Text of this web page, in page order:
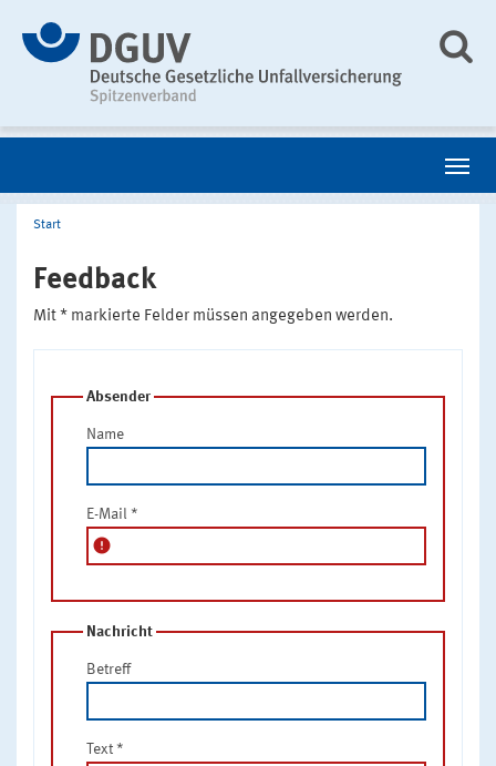
Start
Feedback
Mit * markierte Felder müssen angegeben werden.
Absender
Name
E-Mail *
error
Nachricht
Betreff
Text *